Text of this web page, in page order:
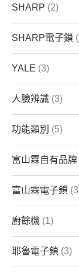
SHARP (2)
SHARP電子鎖
YALE (3)
人臉辨識 (3)
功能類別 (5)
富山霖自有品牌
富山霖電子鎖
廚餘機 (1)
耶魯電子鎖 (3)